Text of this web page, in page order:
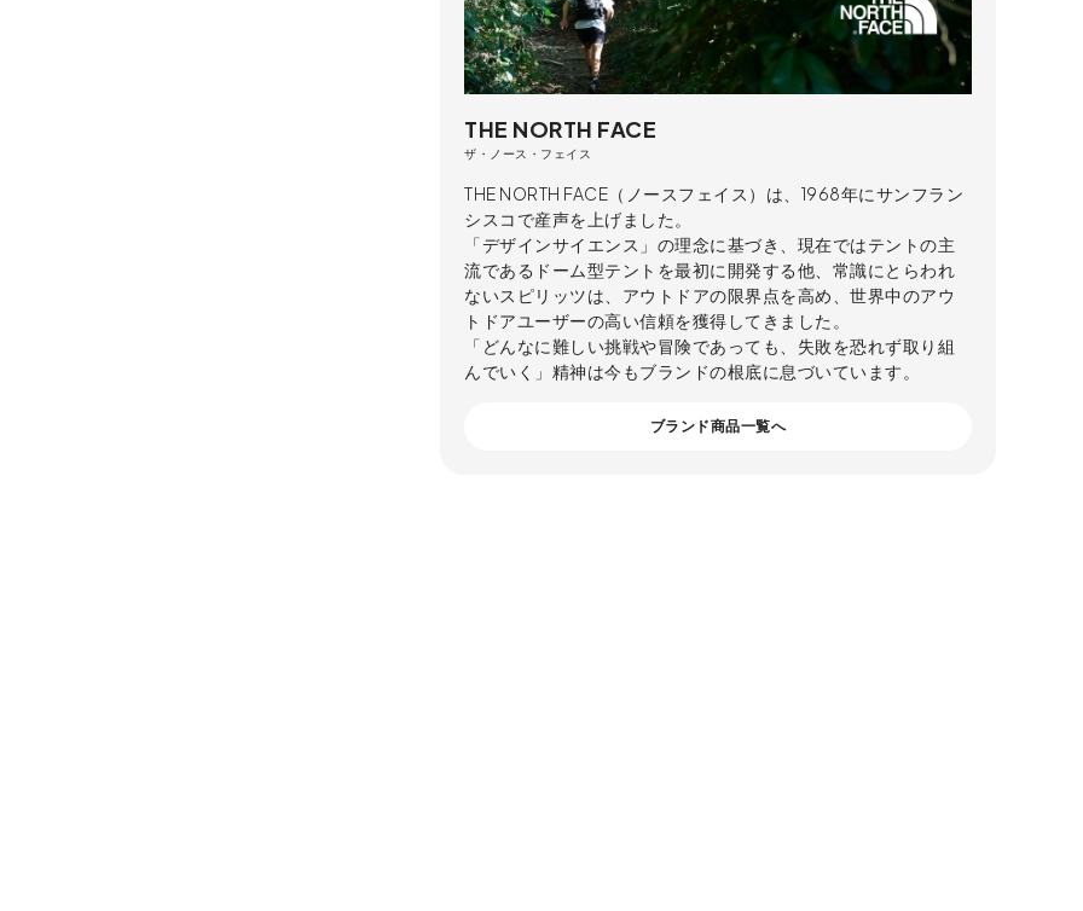
THE NORTH FACE
ザ・ノース・フェイス
THE NORTH FACE（ノースフェイス）は、1968年にサンフラン
シスコで産声を上げました。
「デザインサイエンス」の理念に基づき、現在ではテントの主
流であるドーム型テントを最初に開発する他、常識にとらわれ
ないスピリッツは、アウトドアの限界点を高め、世界中のアウ
トドアユーザーの高い信頼を獲得してきました。
「どんなに難しい挑戦や冒険であっても、失敗を恐れず取り組
んでいく」精神は今もブランドの根底に息づいています。
ブランド商品一覧へ